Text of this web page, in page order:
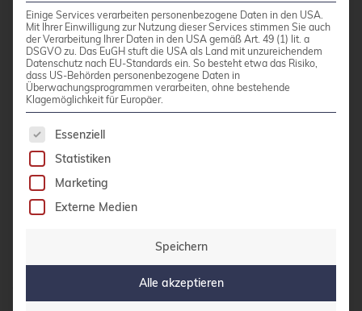
Support-Strukturen und dokumentierte
Sicherheits-Updates. Interne Ressourcen reichen
hier meist nicht aus.
Der Break-even-Punkt liegt typischerweise bei
zwei bis drei kritischen Incidents pro Jahr. Wenn
interne Teams mehrere Tage für
Problemlösungen benötigen, amortisiert sich
professioneller Support schnell. Die
Opportunitätskosten interner Ressourcen
übersteigen oft die Support-Kosten.
Wachsende Unternehmen profitieren von der
Einige Services verarbeiten personenbezogene Daten in den USA.
Mit Ihrer Einwilligung zur Nutzung dieser Services stimmen Sie auch
der Verarbeitung Ihrer Daten in den USA gemäß Art. 49 (1) lit. a
DSGVO zu. Das EuGH stuft die USA als Land mit unzureichendem
Datenschutz nach EU-Standards ein. So besteht etwa das Risiko,
dass US-Behörden personenbezogene Daten in
Überwachungsprogrammen verarbeiten, ohne bestehende
Klagemöglichkeit für Europäer.
Es folgt eine Liste der Service-Gruppen, für die
Essenziell
Statistiken
Marketing
Externe Medien
Speichern
Alle akzeptieren